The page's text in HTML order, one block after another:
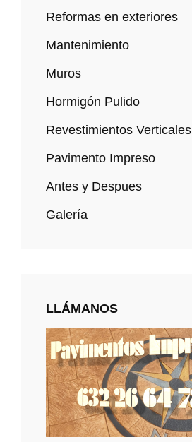
Reformas en exteriores
Mantenimiento
Muros
Hormigón Pulido
Revestimientos Verticales
Pavimento Impreso
Antes y Despues
Galería
LLÁMANOS